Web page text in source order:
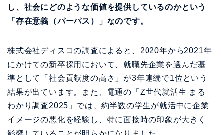
し、社会にどのような価値を提供しているのかという
「存在意義（パーパス）」なのです。
株式会社ディスコの調査によると、2020年から2021年
にかけての新卒採用において、就職先企業を選んだ基
準として「社会貢献度の高さ」が3年連続で1位という
結果が出ています。また、電通の「Z世代就活生 まる
わかり調査2025」では、約半数の学生が就活中に企業
イメージの悪化を経験し、特に面接時の印象が大きく